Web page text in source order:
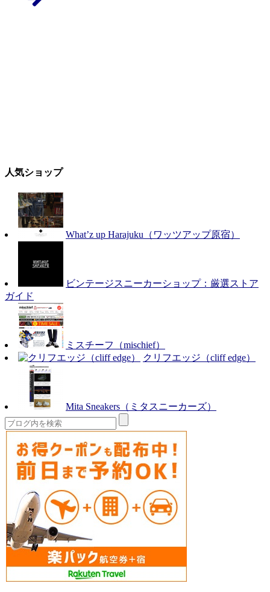
人気ショップ
What’z up Harajuku（ワッツアップ原宿）
ビンテージスニーカーショップ：厳選ストア
ガイド
ミスチーフ（mischief）
クリフエッジ（cliff edge）
Mita Sneakers（ミタスニーカーズ）